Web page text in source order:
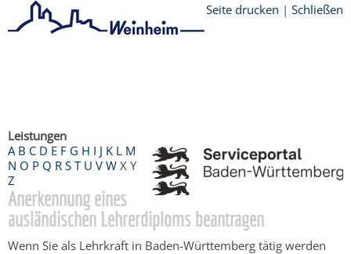
Seite drucken | Schließen
Leistungen
A B C D E F G H I J K L M
N O P Q R S T U V W X Y
Z
Anerkennung eines
ausländischen Lehrerdiploms beantragen
Wenn Sie als Lehrkraft in Baden-Württemberg tätig werden